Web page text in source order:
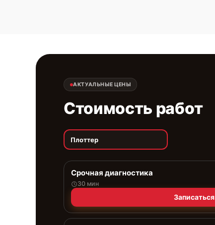
АКТУАЛЬНЫЕ ЦЕНЫ
Стоимость работ
Плоттер
Срочная диагностика
30 мин
Записаться